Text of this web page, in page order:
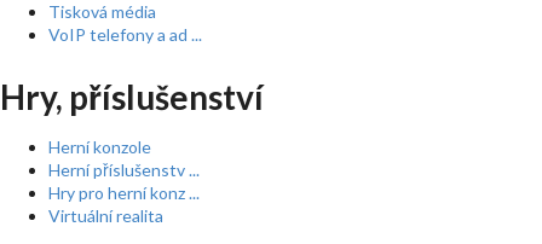
Tisková média
VoIP telefony a ad ...
Hry, příslušenství
Herní konzole
Herní příslušenstv ...
Hry pro herní konz ...
Virtuální realita